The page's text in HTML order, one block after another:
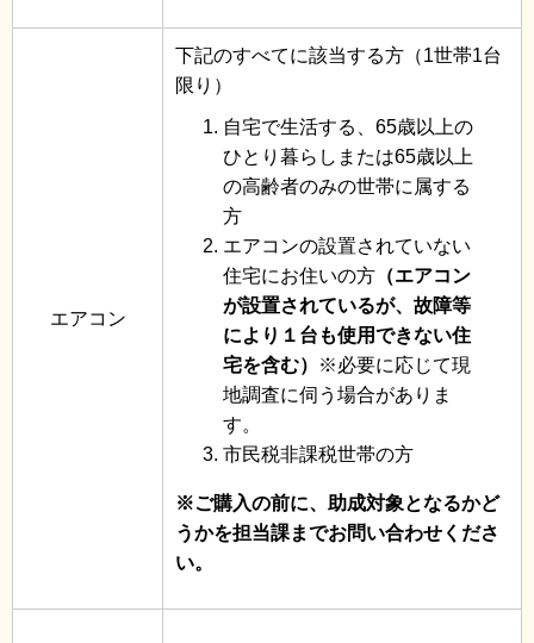
エアコン
下記のすべてに該当する方（1世帯1台
限り）
自宅で生活する、65歳以上の
ひとり暮らしまたは65歳以上
の高齢者のみの世帯に属する
方
エアコンの設置されていない
住宅にお住いの方 （エアコン
が設置されているが、故障等
により１台も使用できない住
宅を含む）
※必要に応じて現
地調査に伺う場合がありま
す。
市民税非課税世帯の方
※ご購入の前に、助成対象となるかど
うかを担当課までお問い合わせくださ
い。